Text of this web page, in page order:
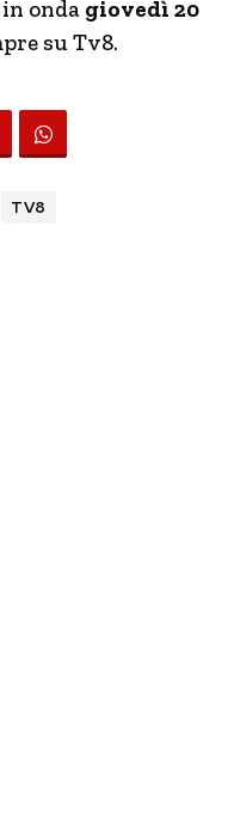
onda giovedì 20
su Tv8.
TV8